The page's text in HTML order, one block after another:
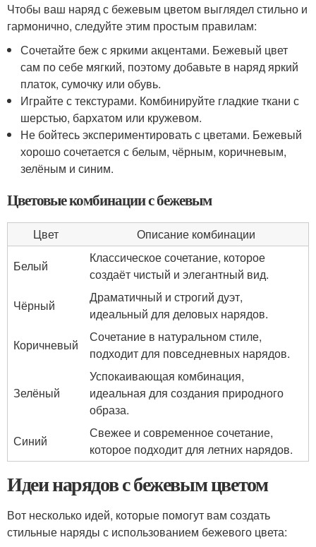
Чтобы ваш наряд с бежевым цветом выглядел стильно и
гармонично, следуйте этим простым правилам:
Сочетайте беж с яркими акцентами. Бежевый цвет
сам по себе мягкий, поэтому добавьте в наряд яркий
платок, сумочку или обувь.
Играйте с текстурами. Комбинируйте гладкие ткани с
шерстью, бархатом или кружевом.
Не бойтесь экспериментировать с цветами. Бежевый
хорошо сочетается с белым, чёрным, коричневым,
зелёным и синим.
Цветовые комбинации с бежевым
Цвет
Описание комбинации
Белый
Классическое сочетание, которое
создаёт чистый и элегантный вид.
Чёрный
Драматичный и строгий дуэт,
идеальный для деловых нарядов.
Коричневый
Сочетание в натуральном стиле,
подходит для повседневных нарядов.
Зелёный
Успокаивающая комбинация,
идеальная для создания природного
образа.
Синий
Свежее и современное сочетание,
которое подходит для летних нарядов.
Идеи нарядов с бежевым цветом
Вот несколько идей, которые помогут вам создать
стильные наряды с использованием бежевого цвета: